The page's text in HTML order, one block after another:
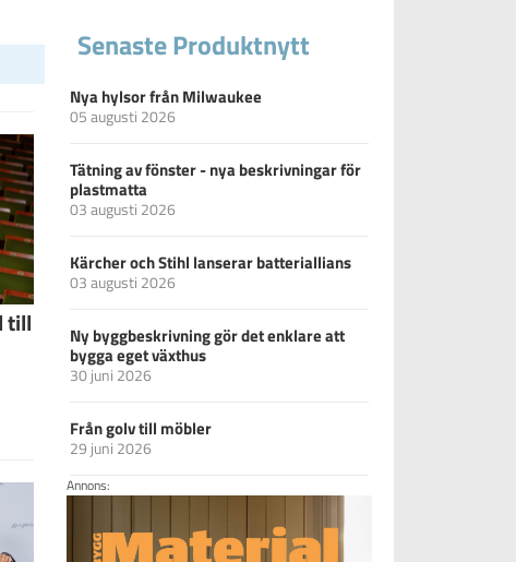
till
Senaste Produktnytt
Nya hylsor från Milwaukee
05 augusti 2026
Tätning av fönster - nya beskrivningar för
plastmatta
03 augusti 2026
Kärcher och Stihl lanserar batteriallians
03 augusti 2026
Ny byggbeskrivning gör det enklare att
bygga eget växthus
30 juni 2026
Från golv till möbler
29 juni 2026
Annons: